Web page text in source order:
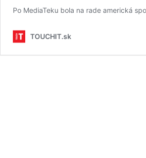
Po MediaTeku bola na rade americká
TOUCHIT.sk